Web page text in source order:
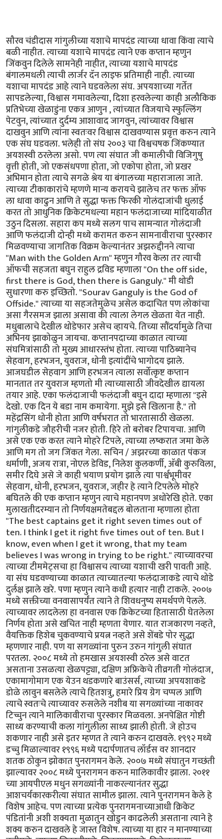
सौरव चंडीदास गांगुलीच्या यशाचे मापदंड त्याच्या धावा किंवा त्याचे
बळी नाहीत. त्याच्या यशाचे मापदंड त्याने एक कप्तान म्हणुन
जिंकवुन दिलेले सामनेही नाहीत, त्याच्या यशाचे मापदंड
बंगालमधली त्याची लार्जर दॅन लाइफ प्रतिमाही नाही. त्याच्या
यशाचा मापदंड आहे त्याने घडवलेला संघ. अपयशाच्या गर्तेत
सापडलेल्या, विश्वास गमावलेल्या, दिशा हरवलेल्या काही अलौकिक
प्रतिभेच्या खेळाडुंना एकत्र आणुन , त्यांच्यात विजयाचे स्फुल्लिंग
पेटवुन, त्यांच्यात दुर्दम्य आशावाद जागवुन, त्यांच्यावर विश्वास
दाखवुन आणि त्यांना स्वतःवर विश्वास दाखवण्यास प्रवृत्त करुन त्याने
एक संघ घडवला. भलेही तो संघ २००३ चा विश्वचषक जिंकण्यात
अयशस्वी ठरलेला असो. पण त्या संघात जी कमालीची विजिगुषु
वृत्ती होती, जो एकसंधपणा होता, जो एकोपा होता, जो प्रखर
अभिमान होता त्याचे सगळे श्रेय या बंगालच्या महाराजाला जाते.
त्याच्या टीकाकारांचे म्हणणे मान्य करायचे झालेच तर फक्त ऑफ
ला धावा काढुन आणि ते सुद्धा फक्त फिरकी गोलंदाजांची धुलाई
करत तो आधुनिक क्रिकेटमधल्या महान फलंदाजाच्या मांदियाळीत
उठुन दिसला. सहारा कप मध्ये सलग पाच सामन्यात गोलंदाजी
आणि फलंदाजी दोन्ही मध्ये करामत करुन सामनावीराचा पुरस्कार
मिळवण्याचा जागतिक विक्रम केल्यानंतर अझरुद्दीनने त्याचा
"Man with the Golden Arm" म्हणुन गौरव केला तर त्याची
ऑफची सहजता बघुन राहुल द्रविड म्हणाला "On the off side,
first there is God, then there is Ganguly." मी थोडी
सुधारणा करु इच्छितो. "Sourav Ganguly is the God of
Offside." त्याच्या या सहजतेमुळेच असेल कदाचित पण लोकांचा
असा गैरसमज झाला असावा की त्याला लेगल खेळता येत नाही.
मधुबालाचे देखील थोडेफार असेच व्हायचे. तिच्या सौंदर्यामुळे तिचा
अभिनय झाकोळुन जायचा. कप्तानपदाच्या काळात त्याच्या
संघमित्रांसाठी तो मुख्य आधारस्तंभ होता. त्याच्या पाठिब्यानेच
सेहवाग, हरभजन, युवराज, धोनी इत्यांदींचे भागोदय झाले.
आजघडील सेहवाग आणि हरभजन त्याला सर्वोत्कृष्ट कप्तान
मानतात तर युवराज म्हणतो मी त्याच्यासाठी जीवदेखील द्यायला
तयार आहे. एका फलंदाजाची फलंदाजी बघुन दादा म्हणाला "इसे
देखो. एक दिन ये बडा नाम कमायेगा. मुझे इसे खिलाना है." तो
महेंद्रसिंग धोनी होता आणि वर्षभरात तो भारतासाठी खेळला.
गांगुलीकडे जौहरीची नजर होती. हिरे तो बरोबर टिपायचा. आणि
असे एक एक करत त्याने मोहरे टिपले, त्याच्या लष्करात जमा केले
आणि मग तो जग जिंकत गेला. सचिन / अझरच्या काळात पंकज
धर्माणी, अजय रात्रा, नोएल डेविड, निलेश कुलकर्णी, अ‍ॅबी कुरुविला,
समीर दिघे असे जे काही भयाण प्रयोग झाले त्या पार्श्वभूमीवर
सेहवाग, धोनी, हरभजन, युवराज, जहीर हे त्याने टिपलेले मोहरे
बघितले की एक कप्तान म्हणुन त्याचे महानपण अधोरेखि होते. एका
मुलाखतीदरम्यान तो निर्णयक्षमतेबद्दल बोलताना म्हणाला होता
"The best captains get it right seven times out of
ten. I think I get it right five times out of ten. But I
know, even when I get it wrong, that my team
believes I was wrong in trying to be right." त्याच्यावरचा
त्याच्या टीममेट्सचा हा विश्वासच त्याच्या यशाची खरी पावती आहे.
या संघ घडवण्याच्या काळात त्याच्यातल्या फलंदाजाकडे त्याचे थोडे
दुर्लक्ष झाले खरे. पणा म्हणुन त्याने कधी हत्यार नाही टाकले. २००७
मध्ये सक्तीच्या वनवासापर्यंत त्याने ते शिवधनुष्य समर्थपणे पेलले.
त्याच्यावर लादलेला हा वनवास एक क्रिकेटच्या हितासाठी घेतलेला
निर्णय होता असे खचित नाही म्हणता येणार. यात राजकारण नव्हते,
वैयक्तिक हिशेब चुकवण्याचे प्रयत्न नव्हते असे शेंबडे पोर सुद्धा
म्हणणार नाही. पण या सगळ्यांना पुरुन उरुन गांगुली संघात
परतला. २००८ मध्ये तो हमखास अयशस्वी ठरेल असे वाटत
असताना उसळत्या खेळपट्ट्या, दक्षिण अफ्रिकेचे तीव्रगती गोलंदाज,
एकामागोमाग एक येउन थडकणारे बाउंसर्स, त्याच्या अपयशाकडे
डोळे लावुन बसलेले त्याचे हितशत्रु, हमारे प्रिय ग्रेग चप्पल आणि
त्याचे स्वतःचे त्याच्यावर रुसलेले नशीब या सगळ्यांच्या नाकावर
टिच्चुन त्याने मालिकावीराचा पुरस्कार मिळवला. अनपेक्षित गोष्टी
साध्य करण्याची कला गांगुलीला साध्य झाली होती. जे होउच
शकणार नाही असे इतर म्हणत ते त्याने करुन दाखवले. १९९२ मध्ये
डच्चु मिळाल्यावर १९९६ मध्ये पदार्पणातच लॉर्डस वर शानदार
शतक ठोकुन झोकात पुनरागमन केले. २००७ मध्ये संघातुन गच्छंती
झाल्यावर २००८ मध्ये पुनरागमन करुन मालिकावीर झाला. २०११
च्या आयपीएल मधुन सगळ्यांनी नाकरल्यानंतर सुद्धा
आशचर्यकारकरीत्या संघात सामील झाला. त्याने पुनरागमन केले हे
विशेष आहेच. पण त्याच्या प्रत्येक पुनरागमनाच्याआधी क्रिकेट
पंडितांनी अशी शक्यता मुळातुन खोडुन काढलेली असताना त्याने हे
शक्य करुन दाखवले हे जास्त विशेष. त्याच्या या हार न मानण्याच्या